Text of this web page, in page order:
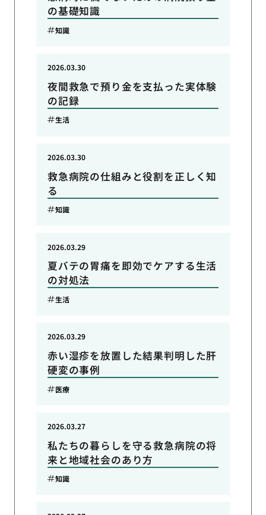
の基礎知識
知識
夜間救急で預り金を支払った実体験
の記録
2026.03.30
生活
救急病院の仕組みと役割を正しく知
る
2026.03.30
知識
夏バテの胃痛を即効でケアする生活
の対処法
2026.03.29
生活
赤い湿疹を放置した結果判明した肝
硬変の事例
2026.03.29
医療
私たちの暮らしを守る救急病院の将
来と地域社会のあり方
2026.03.27
知識